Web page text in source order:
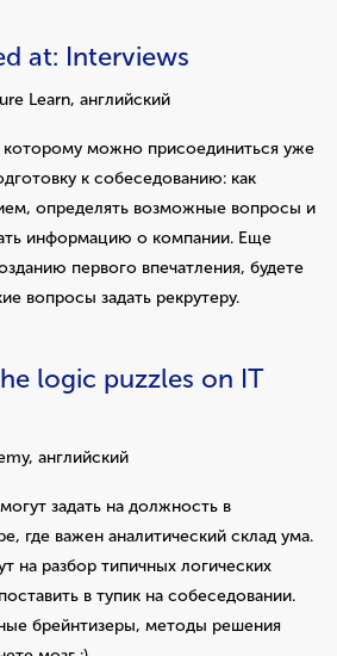
at: Interviews
Learn, английский
которому можно присоединиться уже
к собеседованию: как
определять возможные вопросы и
информацию о компании. Еще
первого впечатления, будете
вопросы задать рекрутеру.
logic puzzles on IT
английский
задать на должность в
где важен аналитический склад ума.
на разбор типичных логических
в тупик на собеседовании.
брейнтизеры, методы решения